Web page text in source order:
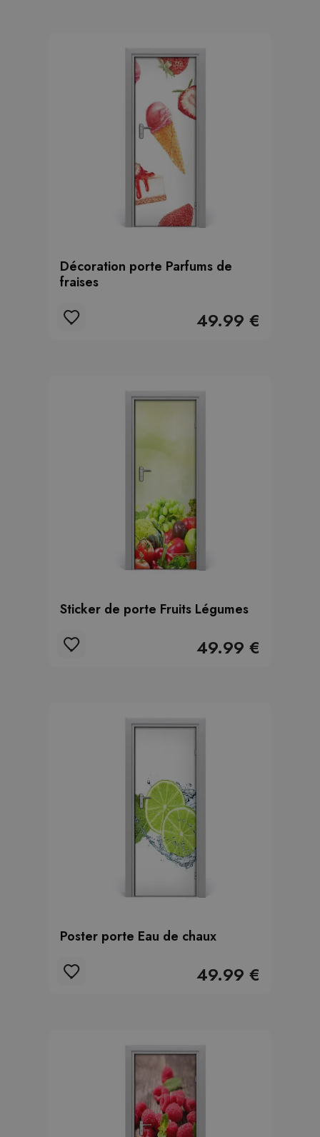
Décoration porte Parfums de
fraises
49.99 €
Sticker de porte Fruits Légumes
49.99 €
Poster porte Eau de chaux
49.99 €